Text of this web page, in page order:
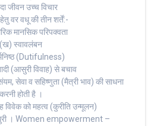
जीवन उच्च विचार
वर वधू की तीन शर्तें:-
मानसिक परिपक्वता
(ख) स्वावलंबन
(Dutifulness)
(आसुरी विवाह) से बचाव
सेवा व सहिष्णुता (मैत्री भाव) की साधना
करनी होती है ।
विवेक को महत्व (कुरीति उन्मूलन)
धुरी । Women empowerment –